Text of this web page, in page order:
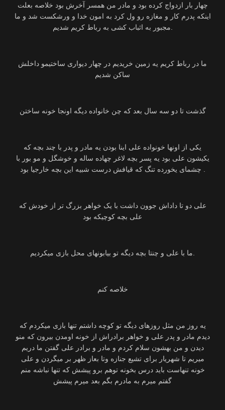
چهار بار ازدواج کرده بود و مادر من همسر آخرش بود خلاصه بعلت
اینکه پدرم کار و مغازه رو ول کرد به امون خدا و ورشکست شد و ما
ما در رباط کریم یه زمین خریدیم در چهار دیواری ساختیمو داخلش
ساکن شدیم
گذشت تا دو سه سال بعد که چن خانواده دیگه اونجا خونه ساختن
یکی از اونها خونواده علی اینا بودن یه مادر و پدر با چند بچه که
یکیشون علی بود یه پسر بچه لاغر چهاده ساله و خوشگل و مو بور با
علی دو تا داداش جوون داشت با یک خواهر بزرگ تر از خودش که
علی بچه کوچیکه بود
خلاصه کنم
یه روز من مثل روزهای دیگه تو کوچه داشتم تنها بازی میکردم که
دیدم مادر و پدر علی و خواهر برادراش از خونه اومدن بیرون که منو
دیدن و من بهشون سلام کردم و مادر و برادر علی گفتن ما دریم
میریم تا شهریار برای تشیع جنازه وتا بعاز ظهر بر میگردن و علی
خونه تنهاست باید درس بخونه توهم برو پیشش که تنها نباشه منم
گفتم میرم به مادرم بگم بعد میرم پیشش